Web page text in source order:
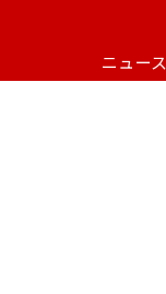
ニュース